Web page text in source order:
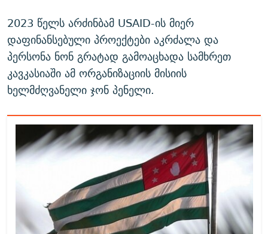
2023 წელს არძინბამ USAID-ის მიერ
დაფინანსებული პროექტები აკრძალა და
პერსონა ნონ გრატად გამოაცხადა სამხრეთ
კავკასიაში ამ ორგანიზაციის მისიის
ხელმძღვანელი ჯონ პენელი.